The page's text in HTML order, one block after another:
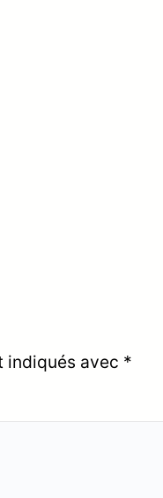
indiqués avec *